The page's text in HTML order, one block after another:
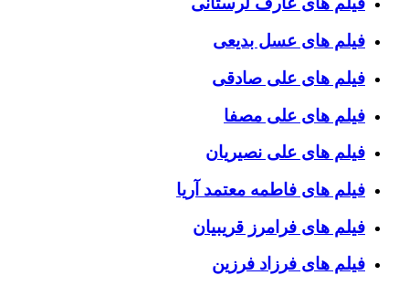
فیلم های عسل بدیعی
فیلم های علی صادقی
فیلم های علی مصفا
فیلم های علی نصیریان
فیلم های فاطمه معتمد آریا
فیلم های فرامرز قریبیان
فیلم های فرزاد فرزین